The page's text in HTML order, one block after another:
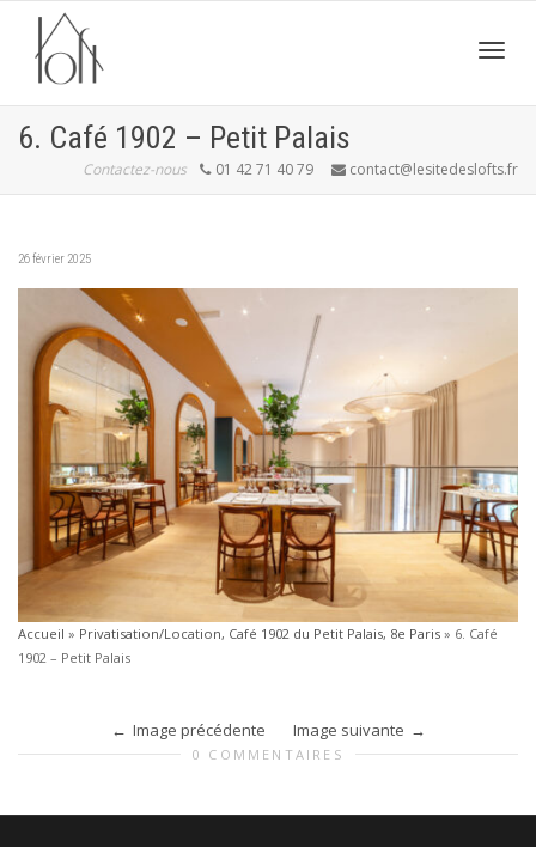
6. Café 1902 – Petit Palais
Contactez-nous 01 42 71 40 79 contact@lesitedeslofts.fr
26 février 2025
Accueil » Privatisation/Location, Café 1902 du Petit Palais, 8e Paris » 6. Café
1902 – Petit Palais
Image précédente Image suivante
0 COMMENTAIRES